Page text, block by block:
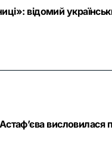
відомий
висловилася